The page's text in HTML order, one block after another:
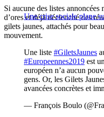
Une crise sociale plane
Si aucune des listes annoncées
d’ores et déjà déclenché des
gilets jaunes, attachés pour
mouvement.
Une liste #GiletsJaunes
#Europeennes2019 est
européen n’a aucun
gens. Or, les Gilets
avancées concrètes et
— François Boulo